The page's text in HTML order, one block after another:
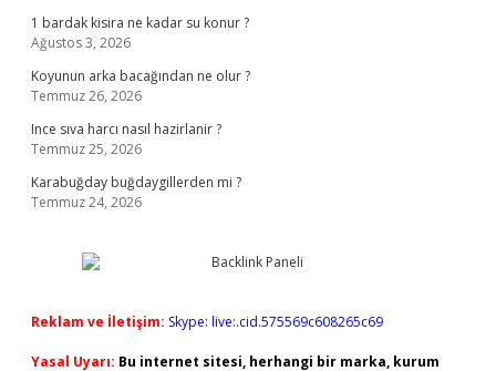
1 bardak kisira ne kadar su konur ?
Ağustos 3, 2026
Koyunun arka bacağından ne olur ?
Temmuz 26, 2026
Ince sıva harcı nasıl hazirlanir ?
Temmuz 25, 2026
Karabuğday buğdaygillerden mi ?
Temmuz 24, 2026
Reklam ve İletişim: Skype: live:.cid.575569c608265c69
Yasal Uyarı: Bu internet sitesi, herhangi bir marka, kurum